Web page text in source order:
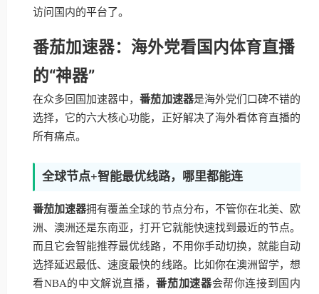
访问国内的平台了。
番茄加速器：海外党看国内体育直播
的“神器”
在众多回国加速器中，番茄加速器是海外党们口碑不错的
选择，它的六大核心功能，正好解决了海外看体育直播的
所有痛点。
全球节点+智能最优线路，哪里都能连
番茄加速器拥有覆盖全球的节点分布，不管你在北美、欧
洲、澳洲还是东南亚，打开它就能快速找到最近的节点。
而且它会智能推荐最优线路，不用你手动切换，就能自动
选择延迟最低、速度最快的线路。比如你在澳洲留学，想
看NBA的中文解说直播，番茄加速器会帮你连接到国内